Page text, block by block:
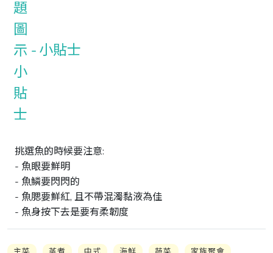
小貼士
挑選魚的時候要注意:
- 魚眼要鮮明
- 魚鱗要閃閃的
- 魚腮要鮮紅, 且不帶混濁黏液為佳
- 魚身按下去是要有柔韌度